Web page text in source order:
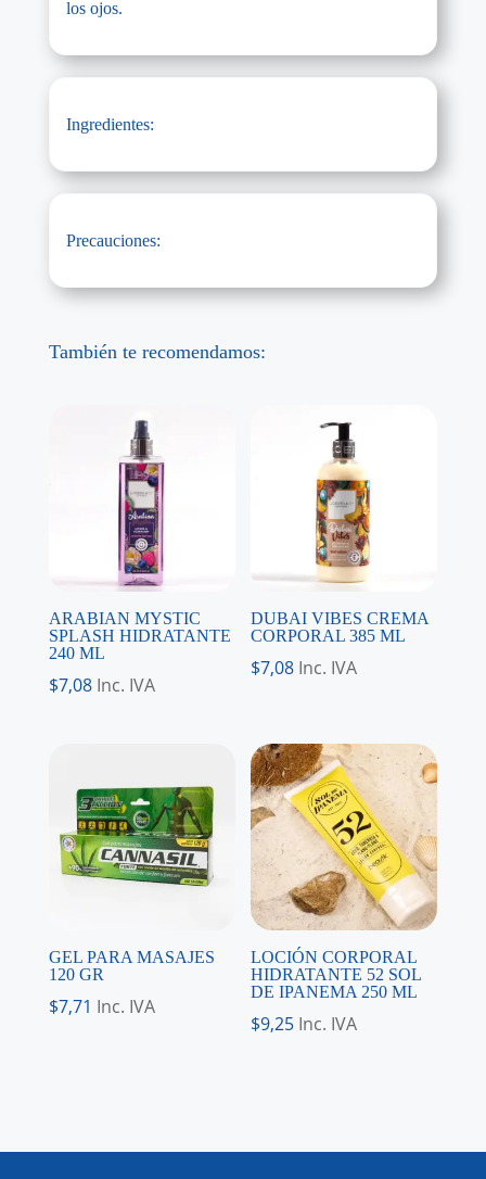
los ojos.
Ingredientes:
Precauciones:
También te recomendamos:
ARABIAN MYSTIC
SPLASH HIDRATANTE
240 ML
$7,08 Inc. IVA
DUBAI VIBES CREMA
CORPORAL 385 ML
$7,08 Inc. IVA
GEL PARA MASAJES
120 GR
$7,71 Inc. IVA
LOCIÓN CORPORAL
HIDRATANTE 52 SOL
DE IPANEMA 250 ML
$9,25 Inc. IVA